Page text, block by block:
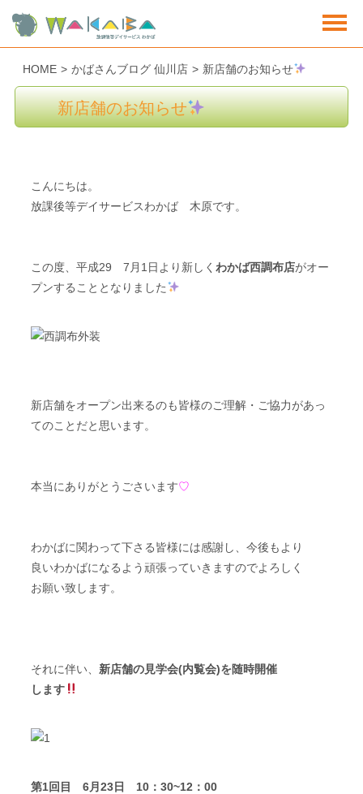
HOME > かばさんブログ 仙川店 > 新店舗のお知らせ
新店舗のお知らせ
こんにちは。
放課後等デイサービスわかば 木原です。
この度、平成29 7月1日より新しく わかば西調布店がオー
プンすることとなりました
新店舗をオープン出来るのも皆様のご理解・ご協力があっ
てのことだと思います。
本当にありがとうごさいます♡
わかばに関わって下さる皆様には感謝し、今後もより
良いわかばになるよう頑張っていきますのでよろしく
お願い致します。
それに伴い、 新店舗の見学会(内覧会)を随時開催
します
第1回目 6月23日 10：30~12：00